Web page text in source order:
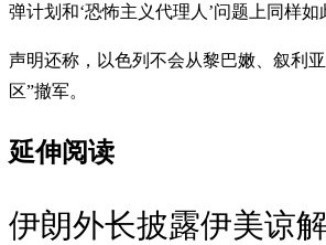
弹计划和‘恐怖主义代理人’问题上同样如
声明还称，以色列不会从黎巴嫩、叙利
区”撤军。
延伸阅读
伊朗外长披露伊美谅解